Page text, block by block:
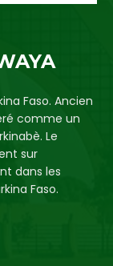
Faso. Ancien
comme un
Le
sur
dans les
Faso.